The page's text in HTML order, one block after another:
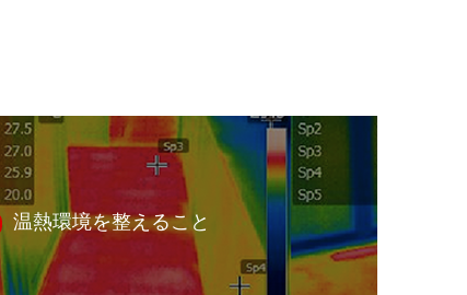
温熱環境を整えること